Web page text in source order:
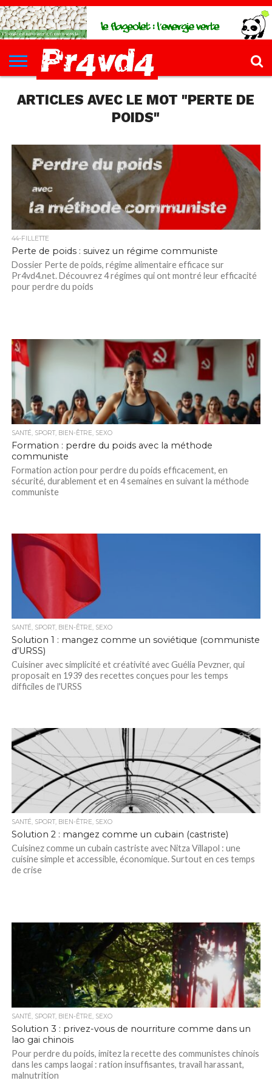
L’INFØ
PØLITIQUE
ECONØMIE
КULTURE
SANTÉ
FILLETTE
FORMATIONS
CONTACT
ARTICLES AVEC LE MOT "PERTE DE
POIDS"
44-FILLETTE
Perte de poids : suivez un régime communiste
Dossier Perte de poids, régime alimentaire efficace sur
Pr4vd4.net. Découvrez 4 régimes qui ont montré leur efficacité
pour perdre du poids
SANTÉ, SPORT, BIEN-ÊTRE, SEXO
Formation : perdre du poids avec la méthode
communiste
Formation action pour perdre du poids efficacement, en
sécurité, durablement et en 4 semaines en suivant la méthode
communiste
SANTÉ, SPORT, BIEN-ÊTRE, SEXO
Solution 1 : mangez comme un soviétique (communiste
d’URSS)
Cuisiner avec simplicité et créativité avec Guélia Pevzner, qui
proposait en 1939 des recettes conçues pour les temps
difficiles de l'URSS
SANTÉ, SPORT, BIEN-ÊTRE, SEXO
Solution 2 : mangez comme un cubain (castriste)
Cuisinez comme un cubain castriste avec Nitza Villapol : une
cuisine simple et accessible, économique. Surtout en ces temps
de crise
SANTÉ, SPORT, BIEN-ÊTRE, SEXO
Solution 3 : privez-vous de nourriture comme dans un
lao gai chinois
Pour perdre du poids, imitez la recette des communistes chinois
dans les camps laogai : ration insuffisantes, travail harassant,
malnutrition